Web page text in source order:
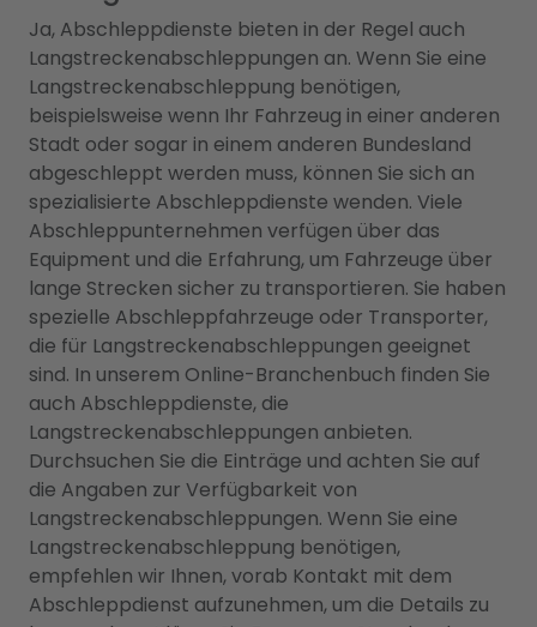
Ja, Abschleppdienste bieten in der Regel auch
Langstreckenabschleppungen an. Wenn Sie eine
Langstreckenabschleppung benötigen,
beispielsweise wenn Ihr Fahrzeug in einer anderen
Stadt oder sogar in einem anderen Bundesland
abgeschleppt werden muss, können Sie sich an
spezialisierte Abschleppdienste wenden. Viele
Abschleppunternehmen verfügen über das
Equipment und die Erfahrung, um Fahrzeuge über
lange Strecken sicher zu transportieren. Sie haben
spezielle Abschleppfahrzeuge oder Transporter,
die für Langstreckenabschleppungen geeignet
sind. In unserem Online-Branchenbuch finden Sie
auch Abschleppdienste, die
Langstreckenabschleppungen anbieten.
Durchsuchen Sie die Einträge und achten Sie auf
die Angaben zur Verfügbarkeit von
Langstreckenabschleppungen. Wenn Sie eine
Langstreckenabschleppung benötigen,
empfehlen wir Ihnen, vorab Kontakt mit dem
Abschleppdienst aufzunehmen, um die Details zu